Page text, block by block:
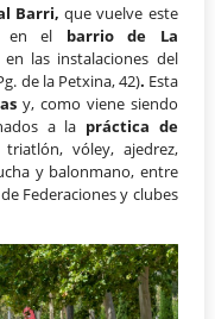
Barri, que vuelve este
en el barrio de La
las instalaciones del
de la Petxina, 42). Esta
y, como viene siendo
a la práctica de
vóley, ajedrez,
y balonmano, entre
Federaciones y clubes